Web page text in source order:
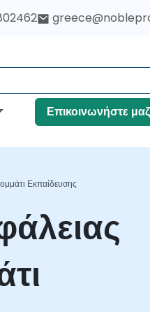
Επικοινωνήστε
Εκπαίδευσης